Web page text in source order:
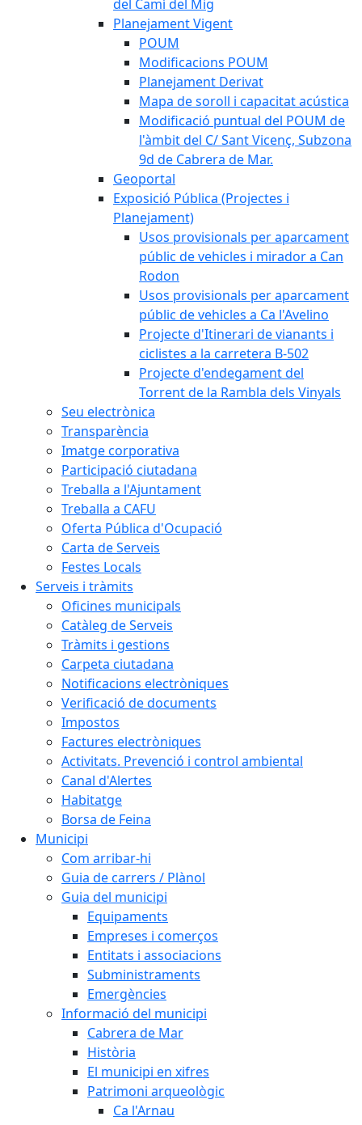
del Camí del Mig
Planejament Vigent
POUM
Modificacions POUM
Planejament Derivat
Mapa de soroll i capacitat acústica
Modificació puntual del POUM de
l'àmbit del C/ Sant Vicenç, Subzona
9d de Cabrera de Mar.
Geoportal
Exposició Pública (Projectes i
Planejament)
Usos provisionals per aparcament
públic de vehicles i mirador a Can
Rodon
Usos provisionals per aparcament
públic de vehicles a Ca l'Avelino
Projecte d'Itinerari de vianants i
ciclistes a la carretera B-502
Projecte d'endegament del
Torrent de la Rambla dels Vinyals
Seu electrònica
Transparència
Imatge corporativa
Participació ciutadana
Treballa a l'Ajuntament
Treballa a CAFU
Oferta Pública d'Ocupació
Carta de Serveis
Festes Locals
Serveis i tràmits
Oficines municipals
Catàleg de Serveis
Tràmits i gestions
Carpeta ciutadana
Notificacions electròniques
Verificació de documents
Impostos
Factures electròniques
Activitats. Prevenció i control ambiental
Canal d'Alertes
Habitatge
Borsa de Feina
Municipi
Com arribar-hi
Guia de carrers / Plànol
Guia del municipi
Equipaments
Empreses i comerços
Entitats i associacions
Subministraments
Emergències
Informació del municipi
Cabrera de Mar
Història
El municipi en xifres
Patrimoni arqueològic
Ca l'Arnau